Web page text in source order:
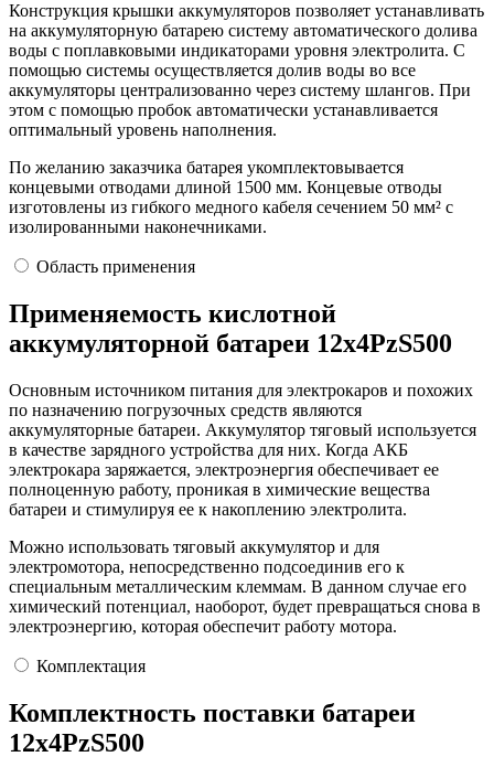
Конструкция крышки аккумуляторов позволяет устанавливать
на аккумуляторную батарею систему автоматического долива
воды с поплавковыми индикаторами уровня электролита. С
помощью системы осуществляется долив воды во все
аккумуляторы централизованно через систему шлангов. При
этом с помощью пробок автоматически устанавливается
оптимальный уровень наполнения.
По желанию заказчика батарея укомплектовывается
концевыми отводами длиной 1500 мм. Концевые отводы
изготовлены из гибкого медного кабеля сечением 50 мм² с
изолированными наконечниками.
Область применения
Применяемость кислотной
аккумуляторной батареи 12х4PzS500
Основным источником питания для электрокаров и похожих
по назначению погрузочных средств являются
аккумуляторные батареи. Аккумулятор тяговый используется
в качестве зарядного устройства для них. Когда АКБ
электрокара заряжается, электроэнергия обеспечивает ее
полноценную работу, проникая в химические вещества
батареи и стимулируя ее к накоплению электролита.
Можно использовать тяговый аккумулятор и для
электромотора, непосредственно подсоединив его к
специальным металлическим клеммам. В данном случае его
химический потенциал, наоборот, будет превращаться снова в
электроэнергию, которая обеспечит работу мотора.
Комплектация
Комплектность поставки батареи
12х4PzS500